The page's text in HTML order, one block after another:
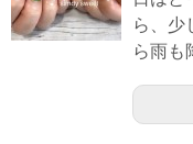
ら、少
ら雨も